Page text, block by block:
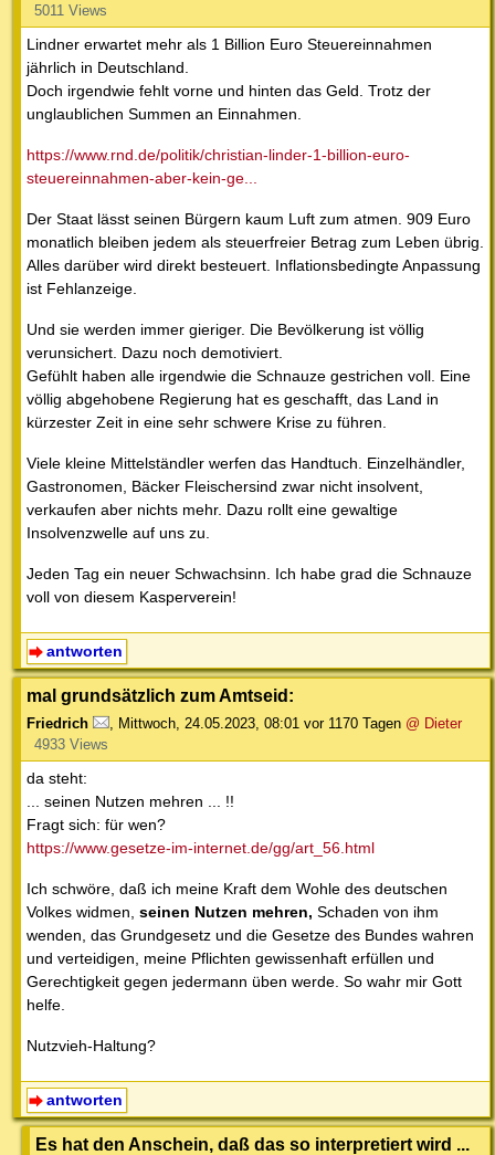
5011 Views
Lindner erwartet mehr als 1 Billion Euro Steuereinnahmen
jährlich in Deutschland.
Doch irgendwie fehlt vorne und hinten das Geld. Trotz der
unglaublichen Summen an Einnahmen.
https://www.rnd.de/politik/christian-linder-1-billion-euro-
steuereinnahmen-aber-kein-ge...
Der Staat lässt seinen Bürgern kaum Luft zum atmen. 909 Euro
monatlich bleiben jedem als steuerfreier Betrag zum Leben übrig.
Alles darüber wird direkt besteuert. Inflationsbedingte Anpassung
ist Fehlanzeige.
Und sie werden immer gieriger. Die Bevölkerung ist völlig
verunsichert. Dazu noch demotiviert.
Gefühlt haben alle irgendwie die Schnauze gestrichen voll. Eine
völlig abgehobene Regierung hat es geschafft, das Land in
kürzester Zeit in eine sehr schwere Krise zu führen.
Viele kleine Mittelständler werfen das Handtuch. Einzelhändler,
Gastronomen, Bäcker Fleischersind zwar nicht insolvent,
verkaufen aber nichts mehr. Dazu rollt eine gewaltige
Insolvenzwelle auf uns zu.
Jeden Tag ein neuer Schwachsinn. Ich habe grad die Schnauze
voll von diesem Kasperverein!
antworten
mal grundsätzlich zum Amtseid:
Friedrich Mittwoch, 24.05.2023, 08:01 vor 1170 Tagen @ Dieter
4933 Views
da steht:
... seinen Nutzen mehren ... !!
Fragt sich: für wen?
https://www.gesetze-im-internet.de/gg/art_56.html
Ich schwöre, daß ich meine Kraft dem Wohle des deutschen
Volkes widmen, seinen Nutzen mehren, Schaden von ihm
wenden, das Grundgesetz und die Gesetze des Bundes wahren
und verteidigen, meine Pflichten gewissenhaft erfüllen und
Gerechtigkeit gegen jedermann üben werde. So wahr mir Gott
helfe.
Nutzvieh-Haltung?
antworten
Es hat den Anschein, daß das so interpretiert wird ...